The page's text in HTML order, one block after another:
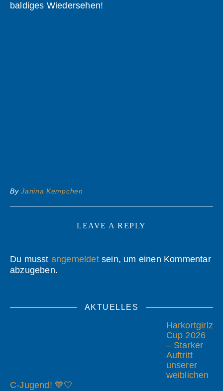
baldiges Wiedersehen!
ByJanina Kempchen
LEAVE A REPLY
Du musst angemeldetsein, um einen Kommentar
abzugeben.
AKTUELLES
Harkortgirlz
Cup 2026
– Starker
Auftritt
unserer
weiblichen
C-Jugend! 💙🤍